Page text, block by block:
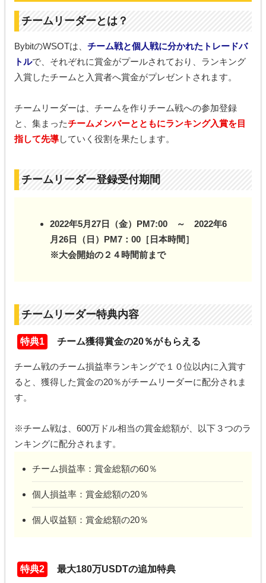
チームリーダーとは？
BybitのWSOTは、 チーム戦と個人戦に分かれたトレードバ
トルで、それぞれに賞金がプールされており、ランキング
入賞したチームと入賞者へ賞金がプレゼントされます。
チームリーダーは、チームを作りチーム戦への参加登録
と、集まったチームメンバーとともにランキング入賞を目
指して先導していく役割を果たします。
チームリーダー登録受付期間
2022年5月27日（金）PM7:00 ～ 2022年6
月26日（日）PM7：00［日本時間］
※大会開始の２４時間前まで
チームリーダー特典内容
特典1 チーム獲得賞金の20％がもらえる
チーム戦のチーム損益率ランキングで１０位以内に入賞す
ると、獲得した賞金の20％がチームリーダーに配分されま
す。
※チーム戦は、600万ドル相当の賞金総額が、以下３つのラ
ンキングに配分されます。
チーム損益率：賞金総額の60％
個人損益率：賞金総額の20％
個人収益額：賞金総額の20％
特典2 最大180万USDTの追加特典